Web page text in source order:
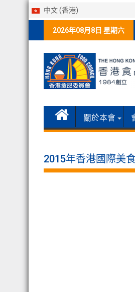
中文 (香港)
2026年08月8日 星期六
關於本會
2015年香港國際美